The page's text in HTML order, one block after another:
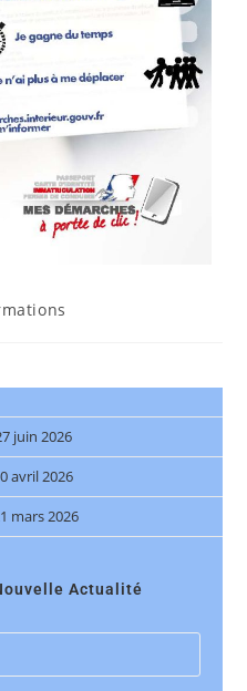
juin 2026
avril 2026
mars 2026
Actualité